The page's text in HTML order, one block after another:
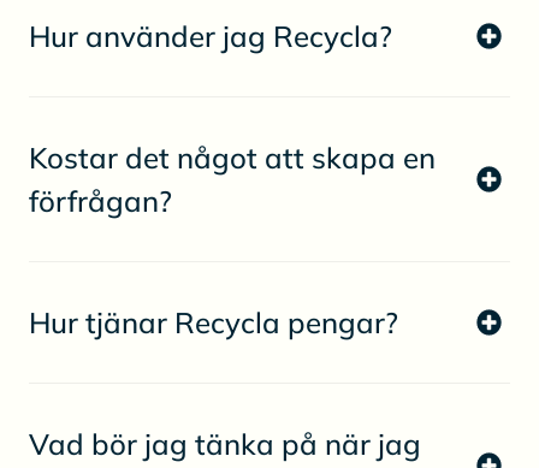
Hur använder jag Recycla?
Kostar det något att skapa en
förfrågan?
Hur tjänar Recycla pengar?
Vad bör jag tänka på när jag